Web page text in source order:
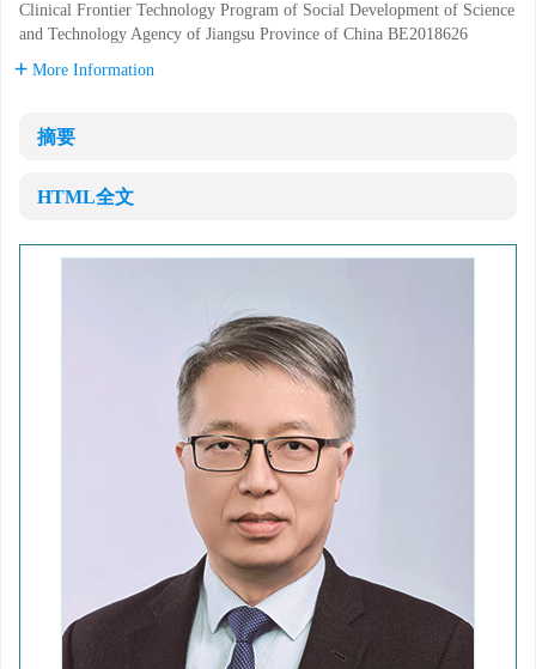
Clinical Frontier Technology Program of Social Development of Science
and Technology Agency of Jiangsu Province of China BE2018626
More Information
摘要
HTML全文